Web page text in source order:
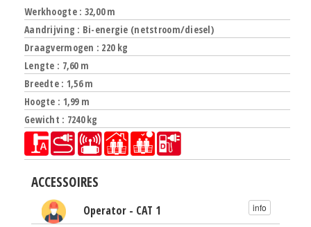
Werkhoogte : 32,00 m
Aandrijving : Bi-energie (netstroom/diesel)
Draagvermogen : 220 kg
Lengte : 7,60 m
Breedte : 1,56 m
Hoogte : 1,99 m
Gewicht : 7240 kg
ACCESSOIRES
Operator - CAT 1 info